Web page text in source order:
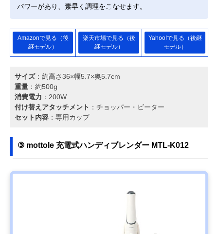
パワーがあり、素早く調理をこなせます。
Amazonで見る（後
継モデル）
楽天市場で見る（後
継モデル）
Yahoo!で見る（後継
モデル）
サイズ：約高さ36×幅5.7×奥5.7cm
重量 ：約500g
消費電力 ：200W
付け替えアタッチメント ：チョッパー・ビーター
セット内容 ：専用カップ
③ mottole 充電式ハンディブレンダー MTL-K012